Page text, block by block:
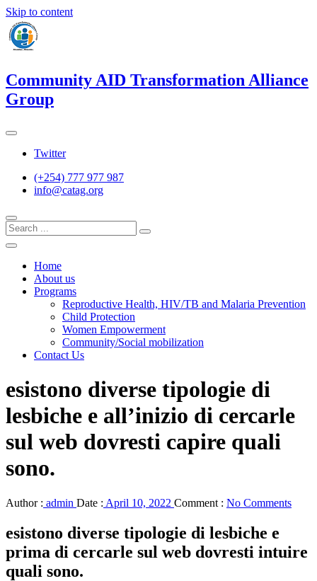
Skip to content
Community AID Transformation Alliance
Group
Twitter
(+254) 777 977 987
info@catag.org
Home
About us
Programs
Reproductive Health, HIV/TB and Malaria Prevention
Child Protection
Women Empowerment
Community/Social mobilization
Contact Us
esistono diverse tipologie di
lesbiche e all’inizio di cercarle
sul web dovresti capire quali
sono.
Author : admin Date : April 10, 2022 Comment : No Comments
esistono diverse tipologie di lesbiche e
prima di cercarle sul web dovresti intuire
quali sono.